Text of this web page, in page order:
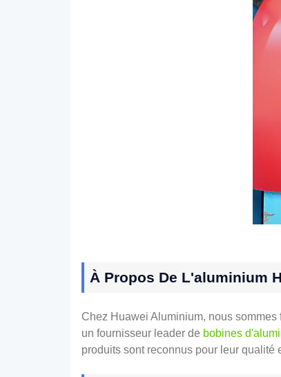
À Propos De L'aluminium
Chez Huawei Aluminium, nous
un fournisseur leader de bobines
produits sont reconnus pour leur